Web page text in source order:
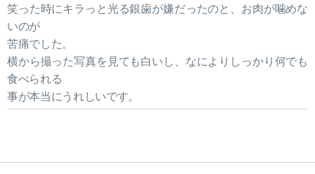
笑った時にキラっと光る銀歯が嫌だったのと、お肉が噛めな
いのが
苦痛でした。
横から撮った写真を見ても白いし、なによりしっかり何でも
食べられる
事が本当にうれしいです。